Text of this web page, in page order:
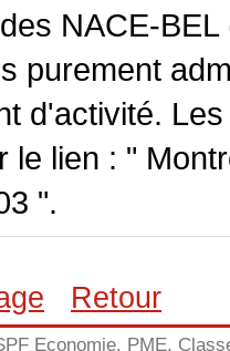
NACE-
purement
d'activité.
le lien : "
".
Retour
Economie, PME,